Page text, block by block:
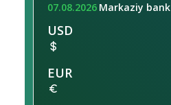
07.08.2026 Markaziy bank
USD
EUR